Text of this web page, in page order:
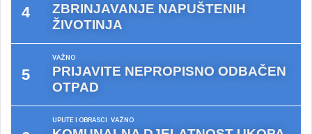
ZBRINJAVANJE NAPUŠTENIH
ŽIVOTINJA
VAŽNO
PRIJAVITE NEPROPISNO ODBAČEN
OTPAD
UPUTE I OBRASCI VAŽNO